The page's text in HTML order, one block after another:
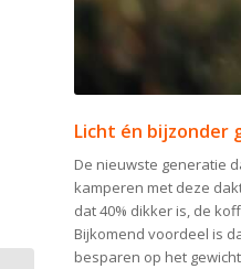
Licht én bijzonder
De nieuwste generatie
kamperen met deze
dat 40% dikker is, de
Bijkomend voordeel is
besparen op het